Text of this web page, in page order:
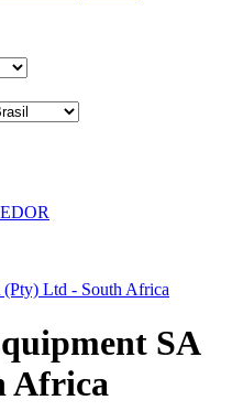
Ltd - South Africa
SA
Africa